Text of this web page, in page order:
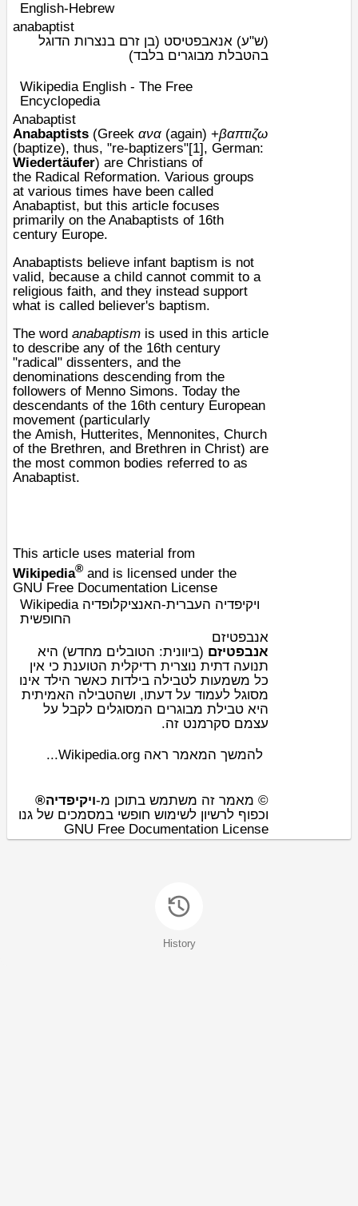
English-Hebrew
anabaptist
(ש"ע) אנאבפטיסט (בן זרם בנצרות הדוגל
בהטבלת מבוגרים בלבד)
Wikipedia English - The Free
Encyclopedia
Anabaptist
Anabaptists (Greek ανα (again) +βαπτιζω
(baptize), thus, "re-baptizers"[1], German:
Wiedertäufer) are Christians of
the Radical Reformation. Various groups
at various times have been called
Anabaptist, but this article focuses
primarily on the Anabaptists of 16th
century Europe.
Anabaptists believe infant baptism is not
valid, because a child cannot commit to a
religious faith, and they instead support
what is called believer's baptism.
The word anabaptism is used in this article
to describe any of the 16th century
"radical" dissenters, and the
denominations descending from the
followers of Menno Simons. Today the
descendants of the 16th century European
movement (particularly
the Amish, Hutterites, Mennonites, Church
of the Brethren, and Brethren in Christ) are
the most common bodies referred to as
Anabaptist.
This article uses material from
Wikipedia® and is licensed under the
GNU Free Documentation License
Wikipedia ויקיפדיה העברית-האנציקלופדיה
החופשית
אנבפטיזם
אנבפטיזם (ביוונית: הטובלים מחדש) היא
תנועה דתית נוצרית רדיקלית הטוענת כי אין
כל משמעות לטבילה בילדות כאשר הילד אינו
מסוגל לעמוד על דעתו, ושהטבילה האמיתית
היא טבילת מבוגרים המסוגלים לקבל על
עצמם סקרמנט זה.
להמשך המאמר ראה Wikipedia.org...
© מאמר זה משתמש בתוכן מ-ויקיפדיה®
וכפוף לרשיון לשימוש חופשי במסמכים של גנו
GNU Free Documentation License
History